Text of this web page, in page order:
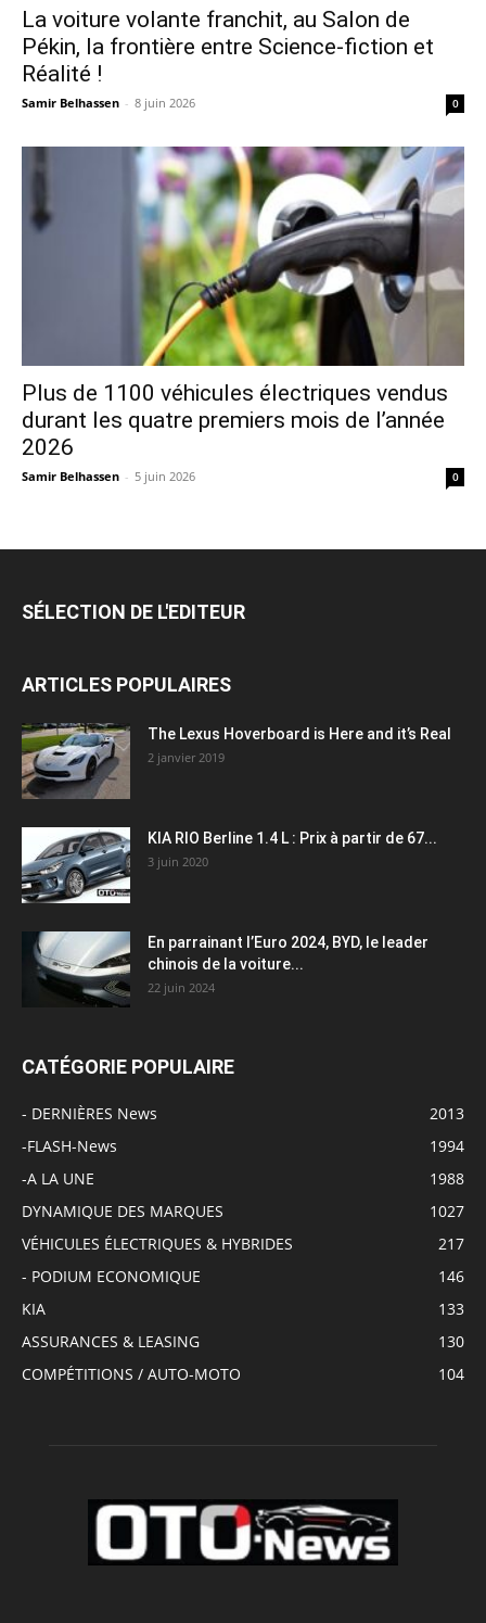
La voiture volante franchit, au Salon de
Pékin, la frontière entre Science-fiction et
Réalité !
Samir Belhassen - 8 juin 2026 0
Plus de 1100 véhicules électriques vendus
durant les quatre premiers mois de l’année
2026
Samir Belhassen - 5 juin 2026 0
SÉLECTION DE L'EDITEUR
ARTICLES POPULAIRES
The Lexus Hoverboard is Here and it’s Real
2 janvier 2019
KIA RIO Berline 1.4 L : Prix à partir de 67...
3 juin 2020
En parrainant l’Euro 2024, BYD, le leader
chinois de la voiture...
22 juin 2024
CATÉGORIE POPULAIRE
- DERNIÈRES News
2013
-FLASH-News
1994
-A LA UNE
1988
DYNAMIQUE DES MARQUES
1027
VÉHICULES ÉLECTRIQUES & HYBRIDES
217
- PODIUM ECONOMIQUE
146
KIA
133
ASSURANCES & LEASING
130
COMPÉTITIONS / AUTO-MOTO
104